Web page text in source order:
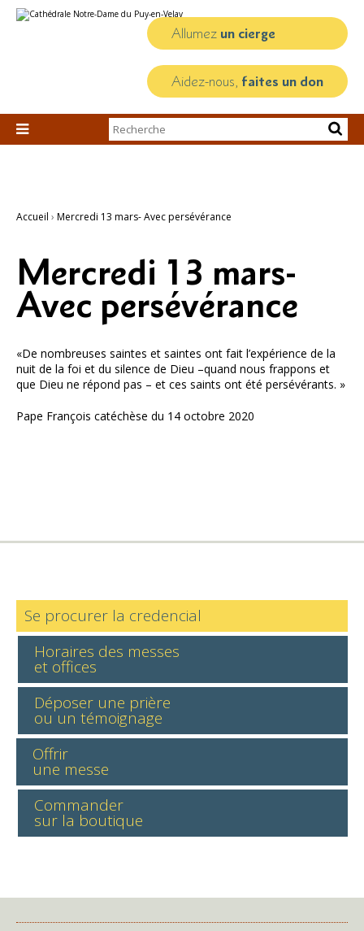
au
personnels
Allumez un cierge
Aidez-nous, faites un don

Chercher par
Recherche
Accueil › Mercredi 13 mars- Avec persévérance
Mercredi 13 mars-
Avec persévérance
«De nombreuses saintes et saintes ont fait l’expérience de la
nuit de la foi et du silence de Dieu –quand nous frappons et
que Dieu ne répond pas – et ces saints ont été persévérants. »
Pape François catéchèse du 14 octobre 2020
Se procurer la credencial
Horaires des messes
et offices
Déposer une prière
ou un témoignage
Offrir
une messe
Commander
sur la boutique